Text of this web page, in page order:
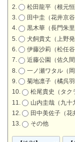
松田龍平（根元恒
田中圭（花井京谷
黒木華（長門朱里
犬飼貴丈（上野発
伊藤沙莉（松任谷
近藤公園（佐久間
一ノ瀬ワタル（岡
菊地凛子（橘呉羽
松尾貴史（タク
山内圭哉（九十
田中美佐子（花
その他